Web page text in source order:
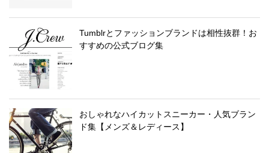
Tumblrとファッションブランドは相性抜群！お
すすめの公式ブログ集
おしゃれなハイカットスニーカー・人気ブラン
ド集【メンズ＆レディース】